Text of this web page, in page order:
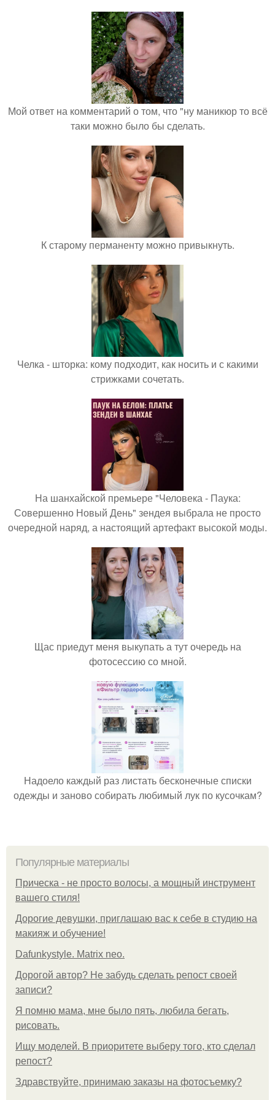
Мой ответ на комментарий о том, что "ну маникюр то всё
таки можно было бы сделать.
К старому перманенту можно привыкнуть.
Челка - шторка: кому подходит, как носить и с какими
стрижками сочетать.
На шанхайской премьере "Человека - Паука:
Совершенно Новый День" зендея выбрала не просто
очередной наряд, а настоящий артефакт высокой моды.
Щас приедут меня выкупать а тут очередь на
фотосессию со мной.
Надоело каждый раз листать бесконечные списки
одежды и заново собирать любимый лук по кусочкам?
Популярные материалы
Прическа - не просто волосы, а мощный инструмент
вашего стиля!
Дорогие девушки, приглашаю вас к себе в студию на
макияж и обучение!
Dafunkystyle. Matrix neo.
Дорогой автор? Не забудь сделать репост своей
записи?
Я помню мама, мне было пять, любила бегать,
рисовать.
Ищу моделей. В приоритете выберу того, кто сделал
репост?
Здравствуйте, принимаю заказы на фотосъемку?